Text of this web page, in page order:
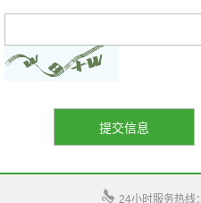
24小时服务热线：